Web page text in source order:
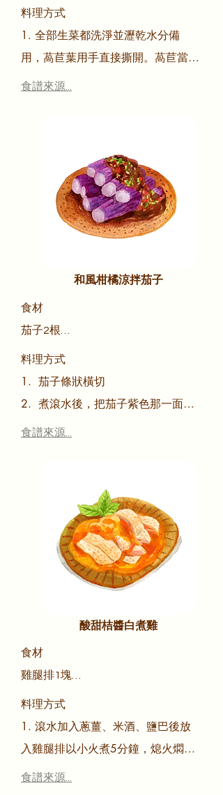
綠捲菜5g
蘿美生菜10g
紫色高麗菜10g
料理方式
1. 全部生菜都洗淨並瀝乾水分備
用，萵苣葉用手直接撕開。萵苣當
底，先放入大碗中，然後依序加入綠
拌，這樣才有不同的口感層次。完成
食譜來源...
和風柑橘涼拌茄子
食材
茄子2根
柴魚粉2小匙
柑橘醬油1大匙
料理方式
1.  茄子條狀橫切
2.  煮滾水後，把茄子紫色那一面放
水底煮，防止紫色的皮變黑
食譜來源...
酸甜桔醬白煮雞
食材
雞腿排1塊
蔥段20克
薑片20克
鹽1小匙
料理方式
1. 滾水加入蔥薑、米酒、鹽巴後放
入雞腿排以小火煮5分鐘，熄火燜20
分鐘，取出放涼
食譜來源...